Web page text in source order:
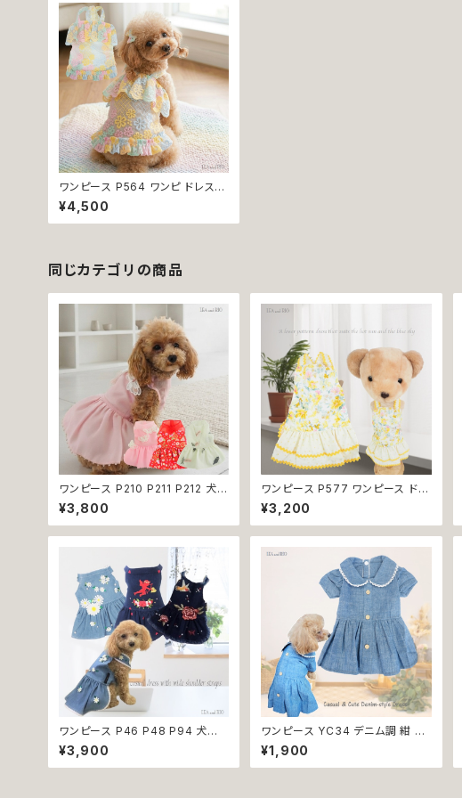
ワンピース P564 ワンピ ドレス
ハンドメイド 花 透け感 スカート ト
ップス 裏地付き パピー 小型犬 犬
猫 ペット 服 犬服 猫服 犬の服 猫
¥4,500
同じカテゴリの商品
ワンピース P210 P211 P212 犬
イエロー ピンク ホワイト レッド レ
モン 蝶 フラワー 猫 ペット 服 犬服
犬の服 犬洋服 犬の洋服 洋服 猫
ドッグウェア ドッグウエア 女の子
小型犬 おしゃれ かわいい 可愛い
透け感 コットン 返品交換不可
¥3,800
ワンピース P577 ワンピース ドレ
ス ハンドメイド 花 スカート トップ
ス ティアードスカート 春 夏 パピ
ー 小型犬 犬 猫 ペット 服 犬服 猫
しゃれ かわいい お出かけ 返品交
¥3,200
ワンピース P46 P48 P94 犬服
フラワー デニム調 トップス ナチュ
ラル ハンドメイド ブルー 青 花 パ
ール風 ビーズ ドッグ ウェア ドック
¥3,900
ワンピース YC34 デニム調 紺 レ
ース シンプル 女の子 春 夏 犬 犬
服 小型 猫 服 洋服 ペット dog ド
ッグウェア おしゃれ かわいい 返品
¥1,900